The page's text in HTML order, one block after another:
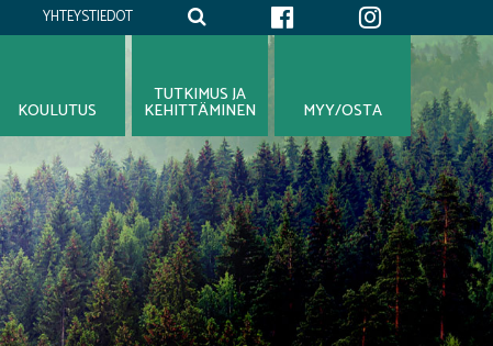
YHTEYSTIEDOT
MYY/OSTA
TUTKIMUS JA
KEHITTÄMINEN
KOULUTUS